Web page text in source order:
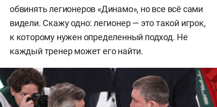
обвинять легионеров «Динамо», но все всё сами
видели. Скажу одно: легионер — это такой игрок,
к которому нужен определенный подход. Не
каждый тренер может его найти.